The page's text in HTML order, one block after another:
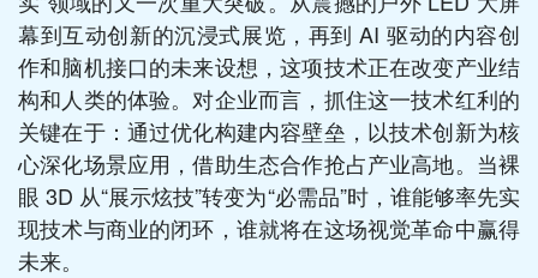
幕到互动创新的沉浸式展览，再到 AI 驱动的内容创
作和脑机接口的未来设想，这项技术正在改变产业结
构和人类的体验。对企业而言，抓住这一技术红利的
关键在于：通过优化构建内容壁垒，以技术创新为核
心深化场景应用，借助生态合作抢占产业高地。当裸
眼 3D 从“展示炫技”转变为“必需品”时，谁能够率先实
现技术与商业的闭环，谁就将在这场视觉革命中赢得
未来。